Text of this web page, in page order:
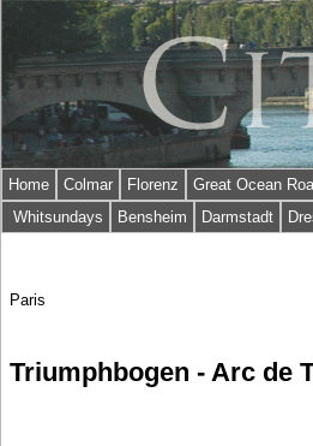
Home Colmar Florenz Great Ocean
Whitsundays
Bensheim Darmstadt
Paris
Triumphbogen - Arc de